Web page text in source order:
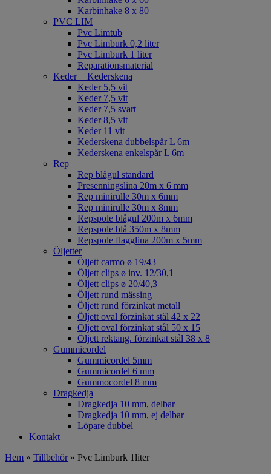
Karbinhake 8 x 80
PVC LIM
Pvc Limtub
Pvc Limburk 0,2 liter
Pvc Limburk 1 liter
Reparationsmaterial
Keder + Kederskena
Keder 5,5 vit
Keder 7,5 vit
Keder 7,5 svart
Keder 8,5 vit
Keder 11 vit
Kederskena dubbelspår L 6m
Kederskena enkelspår L 6m
Rep
Rep blågul standard
Presenningslina 20m x 6 mm
Rep minirulle 30m x 6mm
Rep minirulle 30m x 8mm
Repspole blågul 200m x 6mm
Repspole blå 350m x 8mm
Repspole flagglina 200m x 5mm
Öljetter
Öljett carmo ø 19/43
Öljett clips ø inv. 12/30,1
Öljett clips ø 20/40,3
Öljett rund mässing
Öljett rund förzinkat metall
Öljett oval förzinkat stål 42 x 22
Öljett oval förzinkat stål 50 x 15
Öljett rektang. förzinkat stål 38 x 8
Gummicordel
Gummicordel 5mm
Gummicordel 6 mm
Gummocordel 8 mm
Dragkedja
Dragkedja 10 mm, delbar
Dragkedja 10 mm, ej delbar
Löpare dubbel
Kontakt
Hem » Tillbehör » Pvc Limburk 1liter